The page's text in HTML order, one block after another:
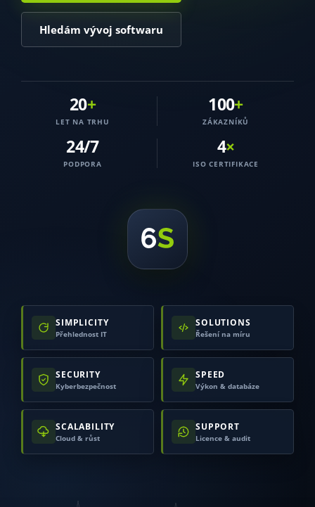
Hledám vývoj softwaru
20+
LET NA TRHU
100+
ZÁKAZNÍKŮ
24/7
PODPORA
4×
ISO CERTIFIKACE
SIMPLICITY
Přehlednost IT
SOLUTIONS
Řešení na míru
SECURITY
Kyberbezpečnost
SPEED
Výkon & databáze
SCALABILITY
Cloud & růst
SUPPORT
Licence & audit